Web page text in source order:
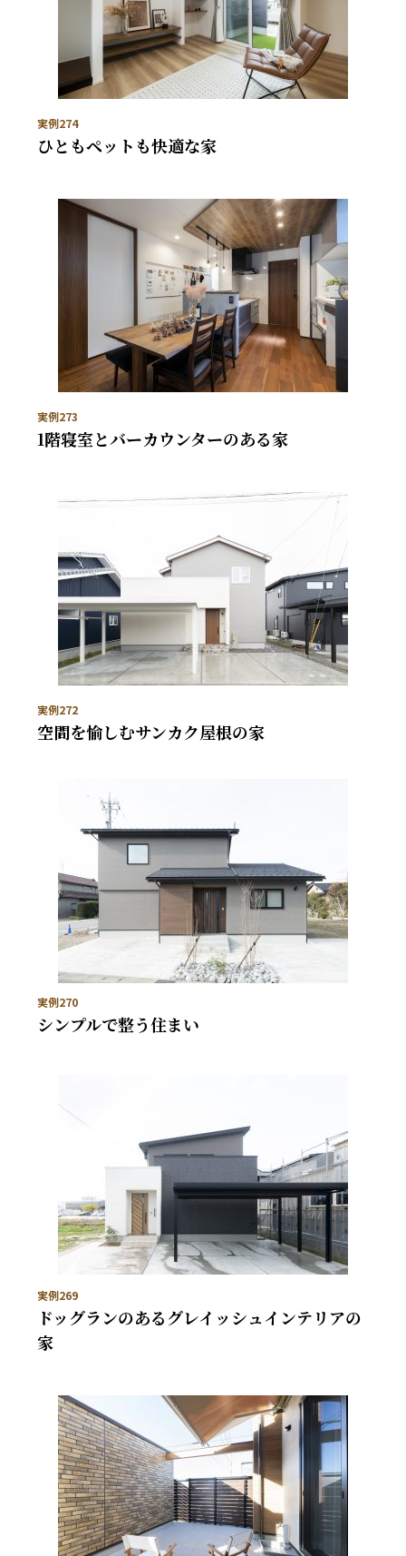
実例274
ひともペットも快適な家
実例273
1階寝室とバーカウンターのある家
実例272
空間を愉しむサンカク屋根の家
実例270
シンプルで整う住まい
実例269
ドッグランのあるグレイッシュインテリアの
家